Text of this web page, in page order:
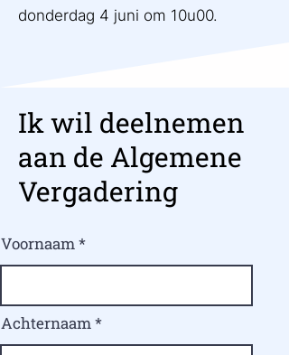
donderdag 4 juni om 10u00.
Ik wil deelnemen
aan de Algemene
Vergadering
Voornaam
Achternaam